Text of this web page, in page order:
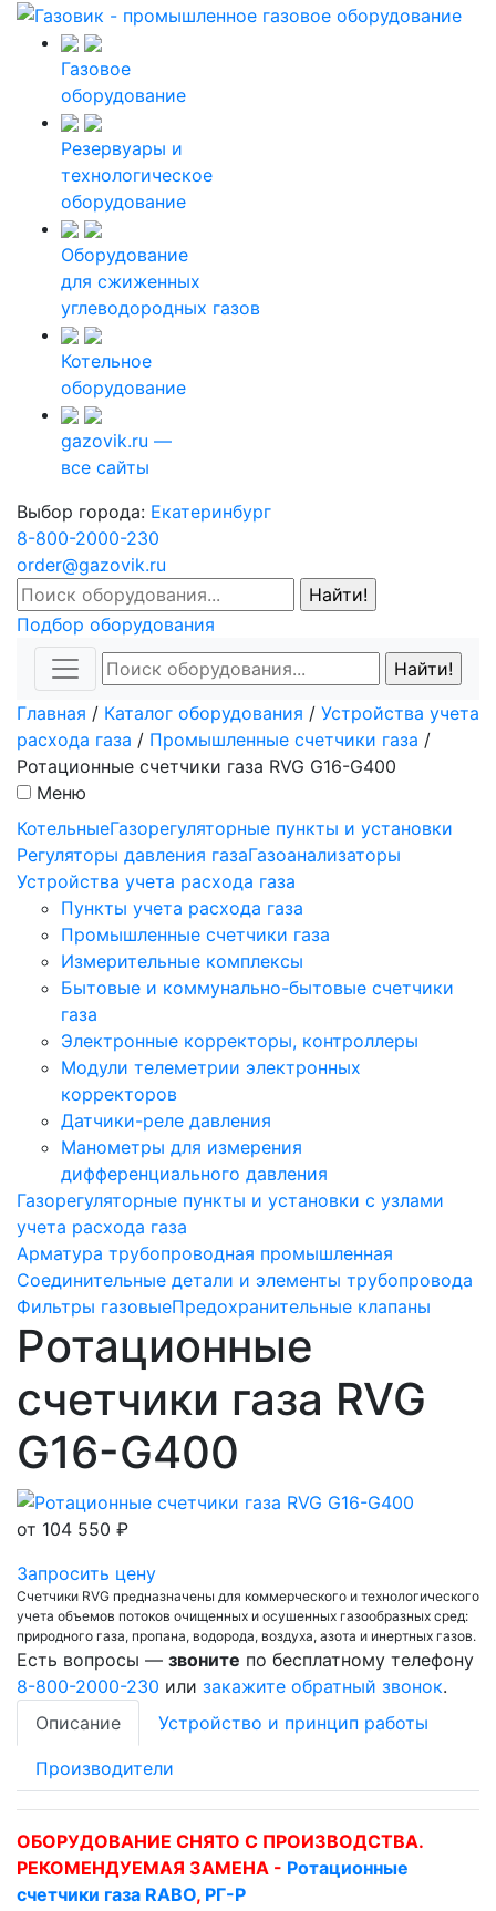
Газовое
оборудование
Резервуары и
технологическое
оборудование
Оборудование
для сжиженных
углеводородных газов
Котельное
оборудование
gazovik.ru —
все сайты
Выбор города: Екатеринбург
8-800-2000-230
order@gazovik.ru
Подбор оборудования
Главная / Каталог оборудования / Устройства учета
расхода газа / Промышленные счетчики газа /
Ротационные счетчики газа RVG G16-G400
Меню
КотельныеГазорегуляторные пункты и установки
Регуляторы давления газаГазоанализаторы
Устройства учета расхода газа
Пункты учета расхода газа
Промышленные счетчики газа
Измерительные комплексы
Бытовые и коммунально-бытовые счетчики
газа
Электронные корректоры, контроллеры
Модули телеметрии электронных
корректоров
Датчики-реле давления
Манометры для измерения
дифференциального давления
Газорегуляторные пункты и установки с узлами
учета расхода газа
Арматура трубопроводная промышленная
Соединительные детали и элементы трубопровода
Фильтры газовыеПредохранительные клапаны
Ротационные
счетчики газа RVG
G16-G400
от 104 550 ₽
Запросить цену
Счетчики RVG предназначены для коммерческого и технологического
учета объемов потоков очищенных и осушенных газообразных сред:
природного газа, пропана, водорода, воздуха, азота и инертных газов.
Есть вопросы — звоните по бесплатному телефону
8-800-2000-230 или закажите обратный звонок.
Описание
Устройство и принцип работы
Производители
ОБОРУДОВАНИЕ СНЯТО С ПРОИЗВОДСТВА.
РЕКОМЕНДУЕМАЯ ЗАМЕНА - Ротационные
счетчики газа RABO, РГ-Р